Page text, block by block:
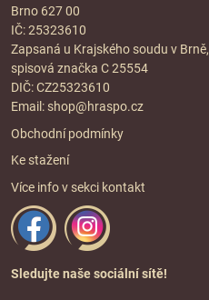
Brno 627 00
IČ: 25323610
Zapsaná u Krajského soudu v Brně,
spisová značka C 25554
DIČ: CZ25323610
Email: shop@hraspo.cz
Obchodní podmínky
Ke stažení
Více info v sekci kontakt
Sledujte naše sociální sítě!